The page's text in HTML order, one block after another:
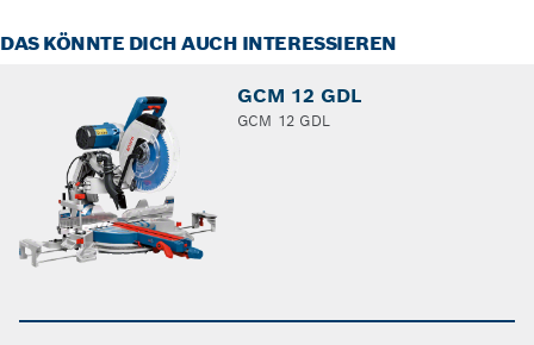
DAS KÖNNTE DICH AUCH INTERESSIEREN
GCM 12 GDL
GCM 12 GDL